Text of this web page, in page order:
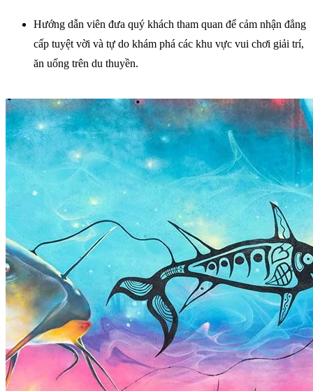
Hướng dẫn viên đưa quý khách tham quan để cảm nhận đẳng
cấp tuyệt vời và tự do khám phá các khu vực vui chơi giải trí,
ăn uống trên du thuyền.